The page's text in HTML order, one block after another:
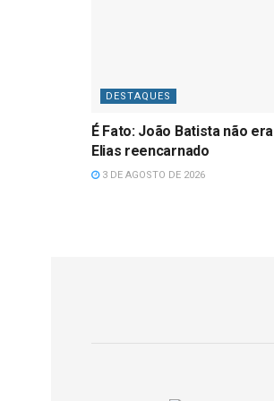
DESTAQUES
É Fato: João Batista não era
Elias reencarnado
3 DE AGOSTO DE 2026